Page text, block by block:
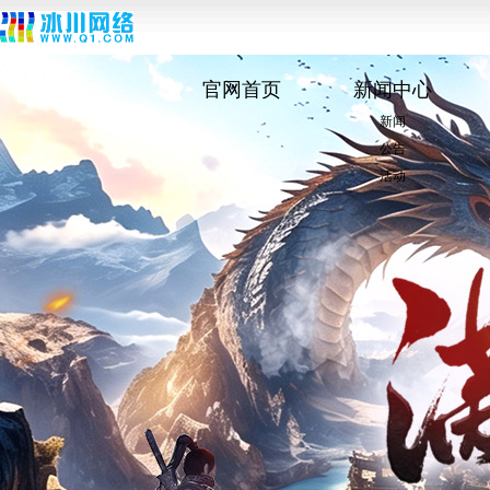
官网首页 新闻中心
新闻
公告
活动